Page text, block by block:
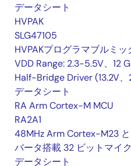
データシート
HVPAK
SLG47105
HVPAKプログラマブルミッ
VDD Range: 2.3-5.5V、12
Half-Bridge Driver (13.2V、
データシート
RA Arm Cortex-M MCU
RA2A1
48MHz Arm Cortex-M23
バータ搭載 32 ビットマイ
データシート